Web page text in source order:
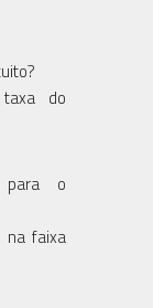
do
o
na faixa